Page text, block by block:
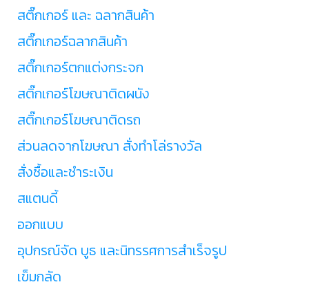
สติ๊กเกอร์ และ ฉลากสินค้า
สติ๊กเกอร์ฉลากสินค้า
สติ๊กเกอร์ตกแต่งกระจก
สติ๊กเกอร์โฆษณาติดผนัง
สติ๊กเกอร์โฆษณาติดรถ
ส่วนลดจากโฆษณา สั่งทำโล่รางวัล
สั่งซื้อและชำระเงิน
สแตนดี้
ออกแบบ
อุปกรณ์จัด บูธ และนิทรรศการสำเร็จรูป
เข็มกลัด